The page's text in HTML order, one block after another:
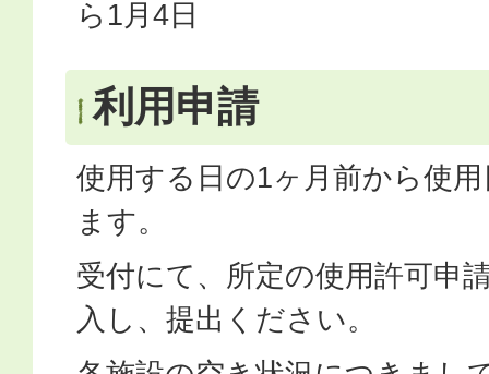
ら1月4日
利用申請
使用する日の1ヶ月前から使
ます。
受付にて、所定の使用許可申
入し、提出ください。